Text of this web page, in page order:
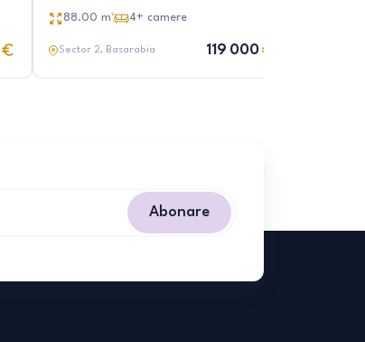
88.00 m² 4+ camere
Sector 2, Basarabia 119 000
Abonare